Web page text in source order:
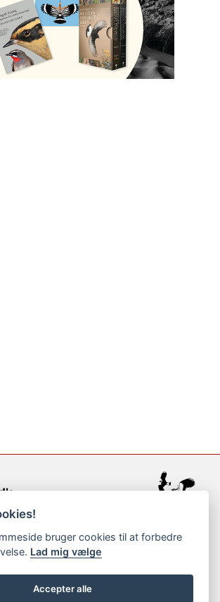
2023
bruger cookies til at forbedre
Lad mig vælge
Accepter alle